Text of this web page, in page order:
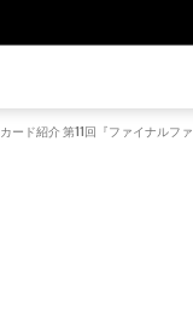
ード紹介 第11回『ファイナルファ